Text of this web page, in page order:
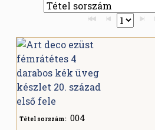
Tétel sorszám: 004